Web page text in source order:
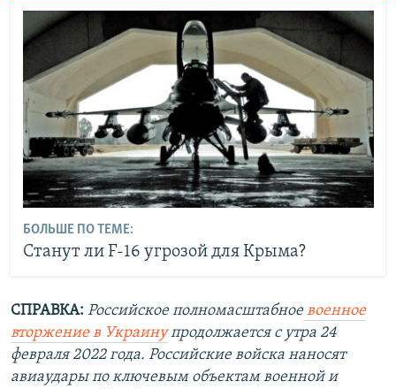
БОЛЬШЕ ПО ТЕМЕ:
Станут ли F-16 угрозой для Крыма?
СПРАВКА: Российское полномасштабноевоенное
вторжение в Украинупродолжается с утра 24
февраля 2022 года. Российские войска наносят
авиаудары по ключевым объектам военной и